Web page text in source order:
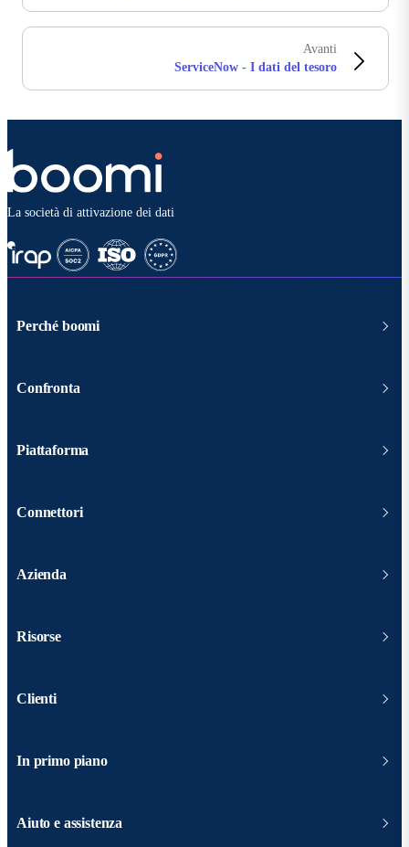
Avanti
ServiceNow - I dati del tesoro
La società di attivazione dei dati
Perché boomi
Confronta
Piattaforma
Connettori
Azienda
Risorse
Clienti
In primo piano
Aiuto e assistenza